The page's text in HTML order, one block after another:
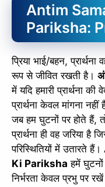
Antim
Pariksha:
प्रिया भाई/बहन,
रूप से जीवित रखती है।
में यदि हमारी प्रार्थना
प्रार्थना केवल मांगना
जब हम घुटनों पर होते हैं,
प्रार्थना ही वह जरिया है
परिस्थितियों में उतारते हैं।
Ki Pariksha हमें
निर्भरता केवल प्रभु पर